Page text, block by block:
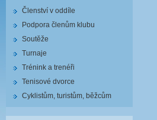
Členství v oddíle
Podpora členům klubu
Soutěže
Turnaje
Trénink a trenéři
Tenisové dvorce
Cyklistům, turistům, běžcům